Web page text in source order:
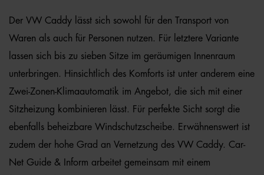
Der VW Caddy lässt sich sowohl für den Transport von
Waren als auch für Personen nutzen. Für letztere Variante
lassen sich bis zu sieben Sitze im geräumigen Innenraum
unterbringen. Hinsichtlich des Komforts ist unter anderem eine
Zwei-Zonen-Klimaautomatik im Angebot, die sich mit einer
Sitzheizung kombinieren lässt. Für perfekte Sicht sorgt die
ebenfalls beheizbare Windschutzscheibe. Erwähnenswert ist
zudem der hohe Grad an Vernetzung des VW Caddy. Car-
Net Guide & Inform arbeitet gemeinsam mit einem